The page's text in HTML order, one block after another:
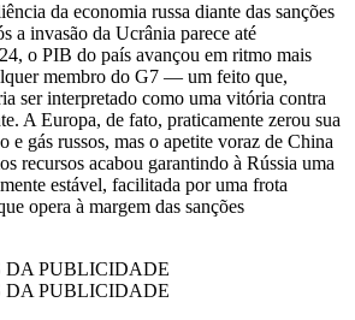
da economia russa diante das sanções
a invasão da Ucrânia parece até
o PIB do país avançou em ritmo mais
membro do G7 — um feito que,
ser interpretado como uma vitória contra
A Europa, de fato, praticamente zerou sua
e gás russos, mas o apetite voraz de China
recursos acabou garantindo à Rússia uma
estável, facilitada por uma frota
opera à margem das sanções
DA PUBLICIDADE
DA PUBLICIDADE